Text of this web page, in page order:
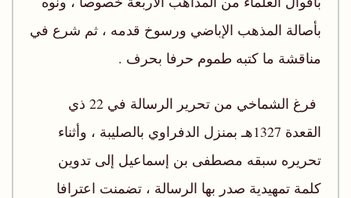
بأصالة المذهب الإباضي ورسوخ قدمه ، ثم شرع في
مناقشة ما كتبه طموم حرفا بحرف .
فرغ الشماخي من تحرير الرسالة في 22 ذي
القعدة 1327هـ بمنزل الدفراوي بالصليبة ، وأثناء
تحريره سبقه مصطفى بن إسماعيل إلى تدوين
كلمة تمهيدية صدر بها الرسالة ، تضمنت اعترافا